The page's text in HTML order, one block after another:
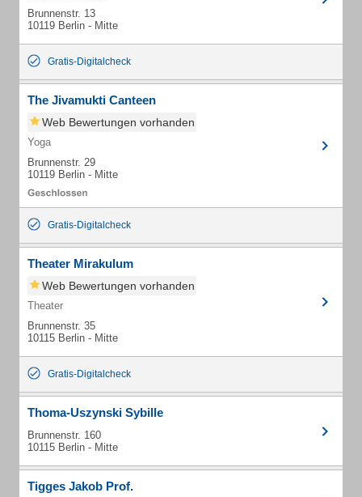
Brunnenstr. 13
10119 Berlin - Mitte
Gratis-Digitalcheck
The Jivamukti Canteen
Web Bewertungen vorhanden
Yoga
Brunnenstr. 29
10119 Berlin - Mitte
Gratis-Digitalcheck
Theater Mirakulum
Web Bewertungen vorhanden
Theater
Brunnenstr. 35
10115 Berlin - Mitte
Gratis-Digitalcheck
Thoma-Uszynski Sybille
Brunnenstr. 160
10115 Berlin - Mitte
Tigges Jakob Prof.